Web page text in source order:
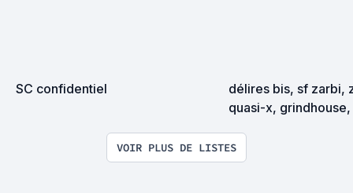
SC confidentiel
délires bis, sf zarbi,
quasi-x,
VOIR PLUS DE LISTES